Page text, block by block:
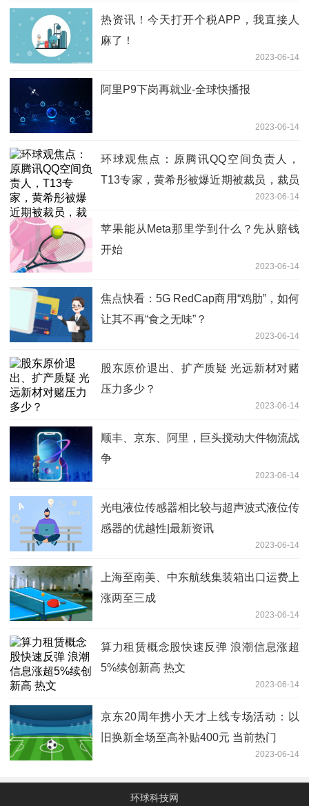
热资讯！今天打开个税APP，我直接人
麻了！
2023-06-14
阿里P9下岗再就业-全球快播报
2023-06-14
环球观焦点：原腾讯QQ空间负责人，
T13专家，黄希彤被爆近期被裁员，裁员
2023-06-14
苹果能从Meta那里学到什么？先从赔钱
开始
2023-06-14
焦点快看：5G RedCap商用“鸡肋”，如何
让其不再“食之无味”？
2023-06-14
股东原价退出、扩产质疑 光远新材对赌
压力多少？
2023-06-14
顺丰、京东、阿里，巨头搅动大件物流战
争
2023-06-14
光电液位传感器相比较与超声波式液位传
感器的优越性|最新资讯
2023-06-14
上海至南美、中东航线集装箱出口运费上
涨两至三成
2023-06-14
算力租赁概念股快速反弹 浪潮信息涨超
5%续创新高 热文
2023-06-14
京东20周年携小天才上线专场活动：以
旧换新全场至高补贴400元 当前热门
2023-06-14
环球科技网